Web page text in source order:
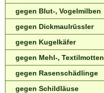
gegen Blut-, Vogelmilben
gegen Dickmaulrüssler
gegen Kugelkäfer
gegen Mehl-, Textilmotten
gegen Rasenschädlinge
gegen Schildläuse